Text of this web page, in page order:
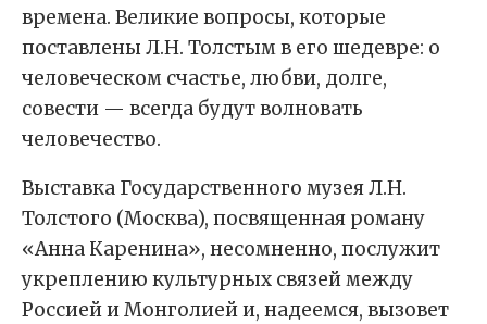
времена. Великие вопросы, которые
поставлены Л.Н. Толстым в его шедевре: о
человеческом счастье, любви, долге,
совести — всегда будут волновать
человечество.
Выставка Государственного музея Л.Н.
Толстого (Москва), посвященная роману
«Анна Каренина», несомненно, послужит
укреплению культурных связей между
Россией и Монголией и, надеемся, вызовет